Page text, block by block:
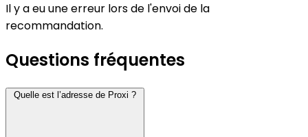
Il y a eu une erreur lors de l'envoi de la
recommandation.
Questions fréquentes
Quelle est l’adresse de Proxi ?